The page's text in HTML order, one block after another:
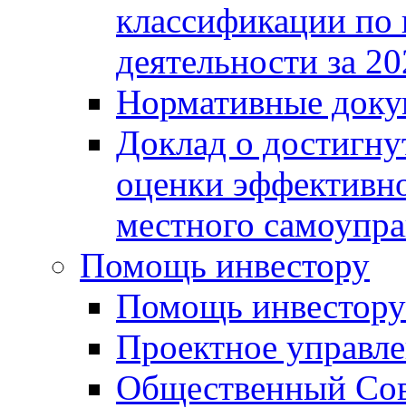
классификации
деятельности за
Нормативные
Доклад о
оценки
местного
Помощь инвестору
Помощь инвестору
Проектное
Общественный